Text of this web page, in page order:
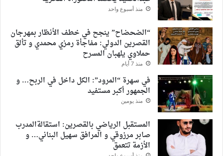
منذ أسبوع واحد
“الضحضاح” ينجح في خطف الأنظار بمهرجان
القصرين الدولي: مفاجأة رمزي محمدي و تألق
حملاوي يلهبان المسرح
منذ 7 أيام
في سهرة “المرود”: الكل داخل في الربح… و
الجمهور أكبر مستفيد
منذ يومين
المستقبل الرياضي بالقصرين: استقالةالمدرب
صابر مرزوقي و المرافق سهيل البناني… و
الأزمة تتعمق